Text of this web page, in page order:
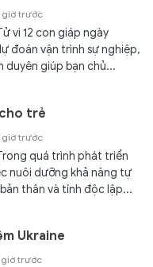
giờ trước
vi 12 con giáp ngày
đoán vận trình sự nghiệp,
duyên giúp bạn chủ...
trẻ
giờ trước
quá trình phát triển
nuôi dưỡng khả năng tự
thân và tính độc lập...
Ukraine
giờ trước